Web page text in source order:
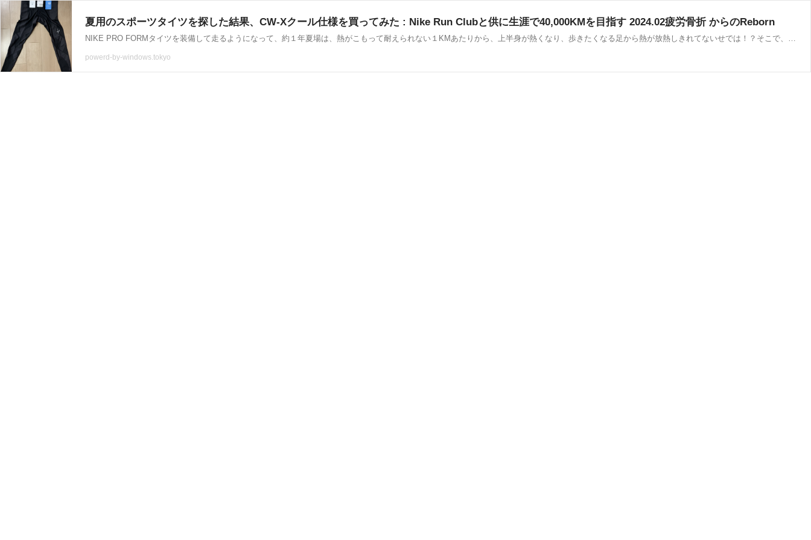
夏用のスポーツタイツを探した結果、CW-Xクール仕様を買ってみた : Nike Run Clubと供に生涯で40,000KMを目指す 2024.02疲労骨折 からのReborn
NIKE PRO FORMタイツを装備して走るようになって、約１年夏場は、熱がこもって耐えられない１KMあたりから、上半身が熱くなり、歩きたくなる足から熱が放熱しきれてないせでは！？そこで、前から気になっていた、イチロー選手も現役時代、練習時に履いていたワコール CW-Xを
powerd-by-windows.tokyo